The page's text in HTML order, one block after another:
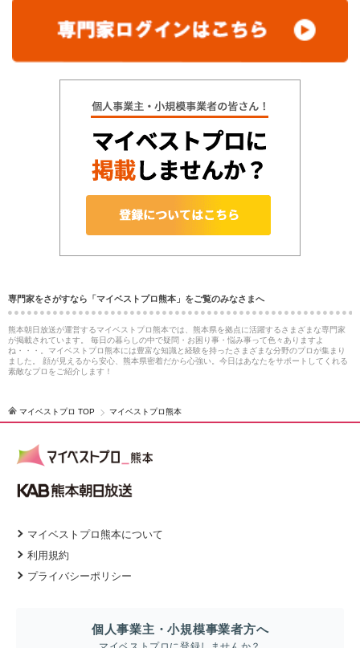
専門家をさがすなら「マイベストプロ熊本」をご覧のみなさまへ
熊本朝日放送が運営するマイベストプロ熊本では、熊本県を拠点に活躍するさまざまな専門家
が掲載されています。 毎日の暮らしの中で疑問・お困り事・悩み事って色々ありますよ
ね・・・。マイベストプロ熊本には豊富な知識と経験を持ったさまざまな分野のプロが集まり
ました。 顔が見えるから安心、熊本県密着だから心強い。今日はあなたをサポートしてくれる
素敵なプロをご紹介します！
マイベストプロ TOP マイベストプロ熊本
マイベストプロ熊本について
利用規約
プライバシーポリシー
個人事業主・小規模事業者方へ